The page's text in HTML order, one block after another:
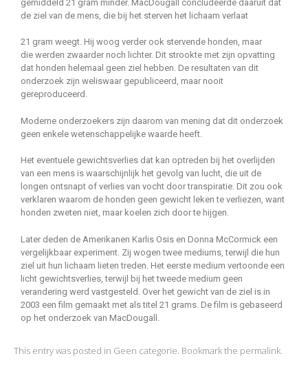
gemiddeld 21 gram minder. MacDougall concludeerde daaruit dat
de ziel van de mens, die bij het sterven het lichaam verlaat
21 gram weegt. Hij woog verder ook stervende honden, maar
die werden zwaarder noch lichter. Dit strookte met zijn opvatting
dat honden helemaal geen ziel hebben. De resultaten van dit
onderzoek zijn weliswaar gepubliceerd, maar nooit
gereproduceerd.
Moderne onderzoekers zijn daarom van mening dat dit onderzoek
geen enkele wetenschappelijke waarde heeft.
Het eventuele gewichtsverlies dat kan optreden bij het overlijden
van een mens is waarschijnlijk het gevolg van lucht, die uit de
longen ontsnapt of verlies van vocht door transpiratie. Dit zou ook
verklaren waarom de honden geen gewicht leken te verliezen, want
honden zweten niet, maar koelen zich door te hijgen.
Later deden de Amerikanen Karlis Osis en Donna McCormick een
vergelijkbaar experiment. Zij wogen twee mediums, terwijl die hun
ziel uit hun lichaam lieten treden. Het eerste medium vertoonde een
licht gewichtsverlies, terwijl bij het tweede medium geen
verandering werd vastgesteld. Over het gewicht van de ziel is in
2003 een film gemaakt met als titel 21 grams. De film is gebaseerd
op het onderzoek van MacDougall.
This entry was posted in Geen categorie. Bookmark the permalink.